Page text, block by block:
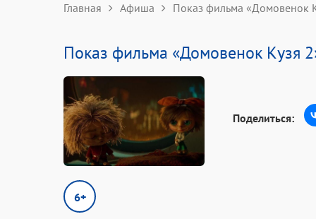
Главная Афиша Показ фильма «Домовенок
Показ фильма «Домовенок Кузя
6+
Поделиться: